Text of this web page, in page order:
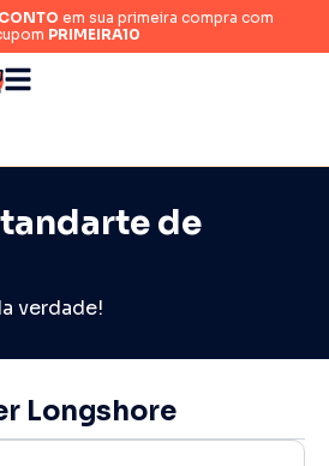
em sua primeira compra com
PRIMEIRA10
de
verdade!
Longshore